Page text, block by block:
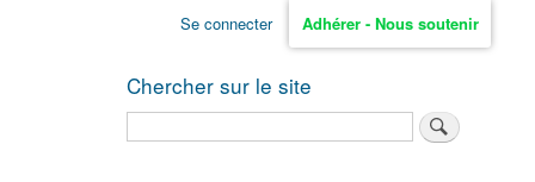
Se connecter Adhérer - Nous soutenir
Chercher sur le site